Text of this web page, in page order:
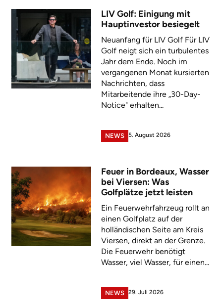
LIV Golf: Einigung mit
Hauptinvestor besiegelt
Neuanfang für LIV Golf Für LIV
Golf neigt sich ein turbulentes
Jahr dem Ende. Noch im
vergangenen Monat kursierten
Nachrichten, dass
Mitarbeitende ihre „30-Day-
Notice" erhalten...
NEWS 5. August 2026
Feuer in Bordeaux, Wasser
bei Viersen: Was
Golfplätze jetzt leisten
Ein Feuerwehrfahrzeug rollt an
einen Golfplatz auf der
holländischen Seite am Kreis
Viersen, direkt an der Grenze.
Die Feuerwehr benötigt
Wasser, viel Wasser, für einen...
NEWS 29. Juli 2026